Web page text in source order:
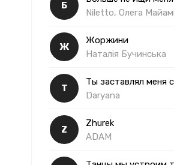
Б
Ж
Жоржини
Наталія Бучинська
Т
Daryana
Z
Zhurek
ADAM